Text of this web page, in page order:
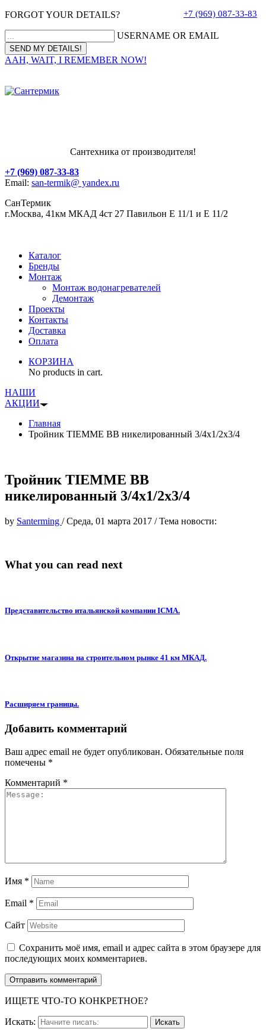
FORGOT YOUR DETAILS?
USERNAME OR EMAIL
AAH, WAIT, I REMEMBER NOW!
+7 (969) 087-33-83
Сантехника от производителя!
+7 (969) 087-33-83
Email: san-termik@ yandex.ru
СанТермик
г.Москва, 41км МКАД 4ст 27 Павильон Е 11/1 и Е 11/2
Каталог
Бренды
Монтаж
Монтаж водонагревателей
Демонтаж
Проекты
Контакты
Доставка
Оплата
КОРЗИНА
No products in cart.
НАШИ
АКЦИИ
Главная
Тройник TIEMME ВВ никелированный 3/4х1/2х3/4
Тройник TIEMME ВВ
никелированный 3/4х1/2х3/4
by Santerming /Среда, 01 марта 2017 /Тема новости:
What you can read next
Представительство итальянской компании ICMA.
Открытие магазина на строительном рынке 41 км МКАД.
Расширяем границы.
Добавить комментарий
Ваш адрес email не будет опубликован. Обязательные поля
помечены *
Комментарий *
Имя *
Email *
Сайт
Сохранить моё имя, email и адрес сайта в этом браузере для
последующих моих комментариев.
ИЩЕТЕ ЧТО-ТО КОНКРЕТНОЕ?
Искать: